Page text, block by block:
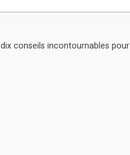
conseils incontournables pour